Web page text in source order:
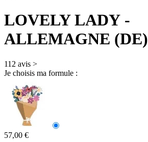
LOVELY LADY -
ALLEMAGNE (DE)
112 avis >
Je choisis ma formule :
57,00 €